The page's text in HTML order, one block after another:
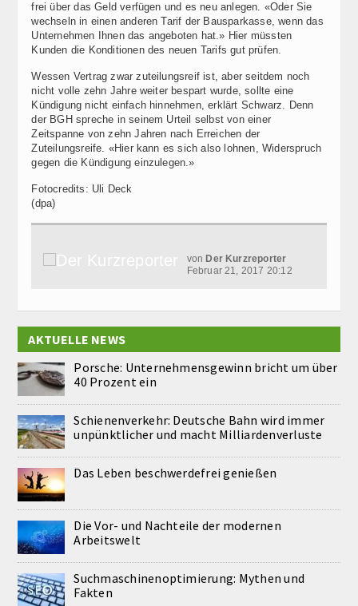
frei über das Geld verfügen und es neu anlegen. «Oder Sie
wechseln in einen anderen Tarif der Bausparkasse, wenn das
Unternehmen Ihnen das angeboten hat.» Hier müssten
Kunden die Konditionen des neuen Tarifs gut prüfen.
Wessen Vertrag zwar zuteilungsreif ist, aber seitdem noch
nicht volle zehn Jahre weiter bespart wurde, sollte eine
Kündigung nicht einfach hinnehmen, erklärt Schwarz. Denn
der BGH spreche in seinem Urteil selbst von einer
Zeitspanne von zehn Jahren nach Erreichen der
Zuteilungsreife. «Hier kann es sich also lohnen, Widerspruch
gegen die Kündigung einzulegen.»
Fotocredits: Uli Deck
(dpa)
von Der Kurzreporter
Februar 21, 2017 20:12
AKTUELLE NEWS
Porsche: Unternehmensgewinn bricht um über
40 Prozent ein
Schienenverkehr: Deutsche Bahn wird immer
unpünktlicher und macht Milliardenverluste
Das Leben beschwerdefrei genießen
Die Vor- und Nachteile der modernen
Arbeitswelt
Suchmaschinenoptimierung: Mythen und
Fakten